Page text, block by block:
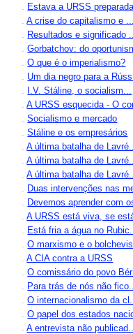
Estava a URSS preparada
.A crise do capitalismo e ...
Resultados e significado ...
.Gorbatchov: do
.O que é o imperialismo?
Um dia negro para a
I.V. Stáline, o socialism...
.A URSS esquecida - O
.Socialismo e mercado
.Stáline e os empresários
.A última batalha de Lavré...
.A última batalha de Lavré...
.A última batalha de Lavré...
Duas intervenções nas
Devemos aprender com
.A URSS está viva, se
Está fria a água no Rubic...
.O marxismo e o
.A CIA contra a URSS
.O comissário do povo
Para trás de nós não fico...
.O internacionalismo da cl...
.O papel dos estados
.A entrevista não publicad...